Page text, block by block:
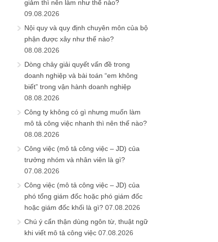
giảm thì nên làm như thế nào?
09.08.2026
Nội quy và quy định chuyên môn của bộ
phận được xây như thế nào?
08.08.2026
Dòng chảy giải quyết vấn đề trong
doanh nghiệp và bài toán “em không
biết” trong vận hành doanh nghiệp
08.08.2026
Công ty không có gì nhưng muốn làm
mô tả công việc nhanh thì nên thế nào?
08.08.2026
Công việc (mô tả công việc – JD) của
trưởng nhóm và nhân viên là gì?
07.08.2026
Công việc (mô tả công việc – JD) của
phó tổng giám đốc hoặc phó giám đốc
hoặc giám đốc khối là gì? 07.08.2026
Chú ý cẩn thận dùng ngôn từ, thuật ngữ
khi viết mô tả công việc 07.08.2026